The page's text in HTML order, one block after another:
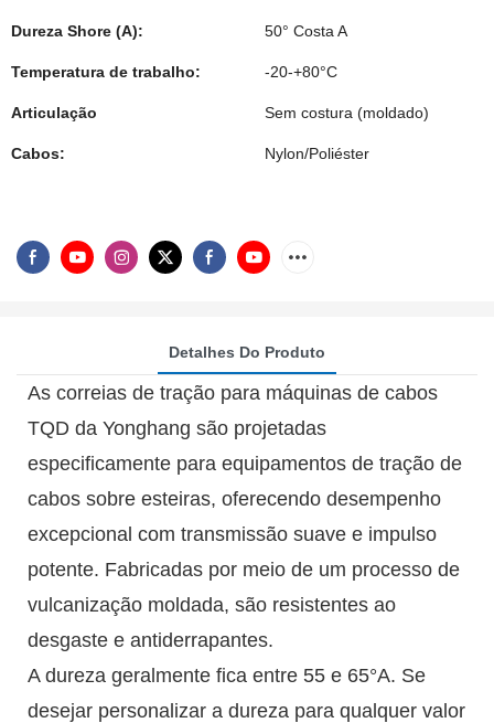
Dureza Shore (A): 50° Costa A
Temperatura de trabalho: -20-+80°C
Articulação Sem costura (moldado)
Cabos: Nylon/Poliéster
Detalhes Do Produto
As correias de tração para máquinas de cabos
TQD da Yonghang são projetadas
especificamente para equipamentos de tração de
cabos sobre esteiras, oferecendo desempenho
excepcional com transmissão suave e impulso
potente. Fabricadas por meio de um processo de
vulcanização moldada, são resistentes ao
desgaste e antiderrapantes.
A dureza geralmente fica entre 55 e 65°A. Se
desejar personalizar a dureza para qualquer valor